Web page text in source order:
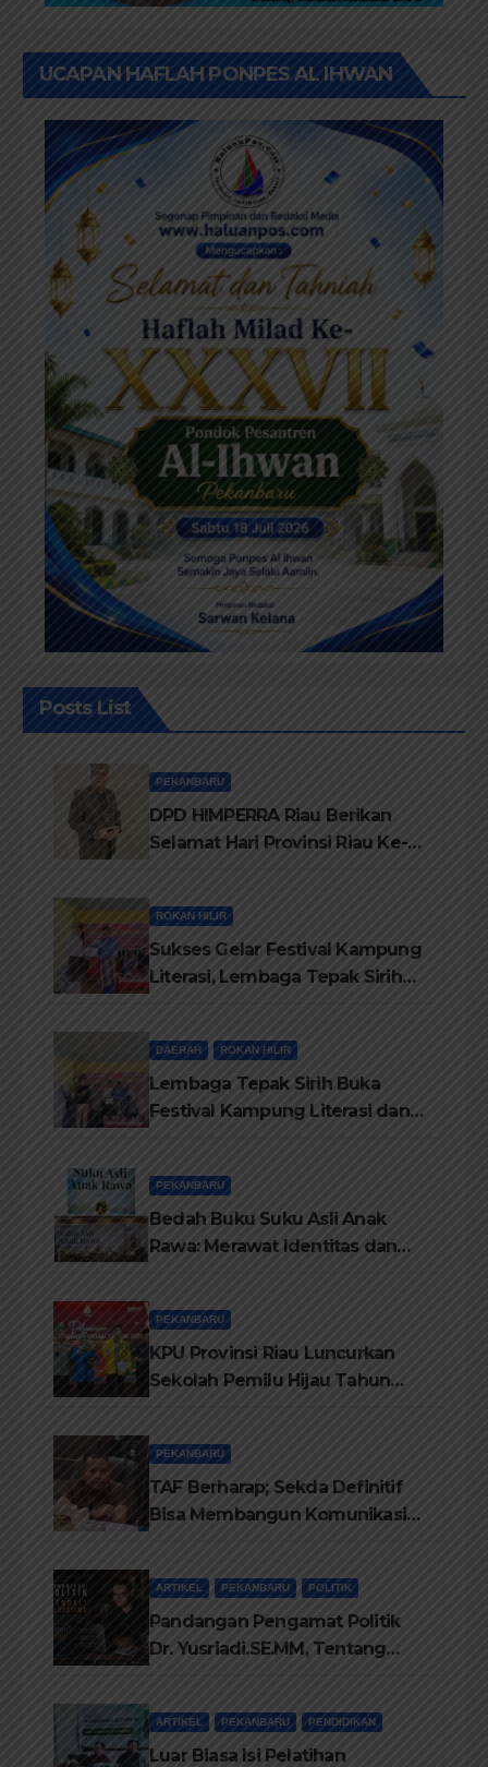
UCAPAN HAFLAH PONPES AL IHWAN
Posts List
PEKANBARU
DPD HIMPERRA Riau Berikan
Selamat Hari Provinsi Riau Ke-
ROKAN HILIR
Sukses Gelar Festival Kampung
Literasi, Lembaga Tepak Sirih
DAERAH ROKAN HILIR
Lembaga Tepak Sirih Buka
Festival Kampung Literasi dan
PEKANBARU
Bedah Buku Suku Asli Anak
Rawa: Merawat Identitas dan
PEKANBARU
KPU Provinsi Riau Luncurkan
Sekolah Pemilu Hijau Tahun
Lingkungan
PEKANBARU
TAF Berharap; Sekda Definitif
Bisa Membangun Komunikasi
ARTIKEL PEKANBARU POLITIK
Pandangan Pengamat Politik
Dr. Yusriadi.SE.MM, Tentang
ARTIKEL PEKANBARU PENDIDIKAN
Luar Biasa Isi Pelatihan